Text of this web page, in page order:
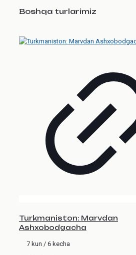
Boshqa turlarimiz
Turkmaniston: Marvdan
Ashxobodgacha
7 kun / 6 kecha